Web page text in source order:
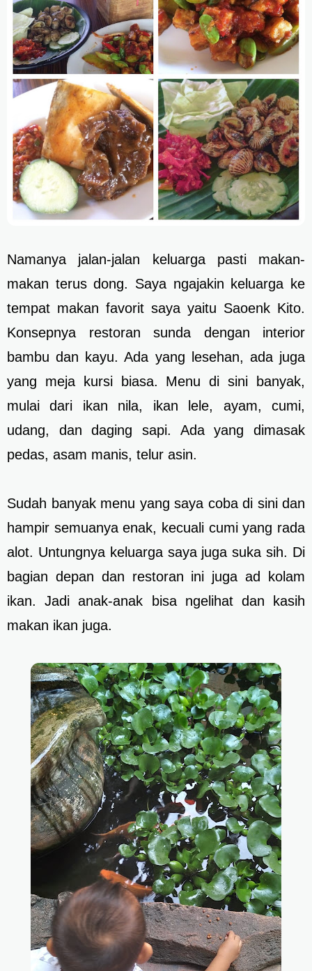
Namanya jalan-jalan keluarga pasti makan-
makan terus dong. Saya ngajakin keluarga ke
tempat makan favorit saya yaitu Saoenk Kito.
Konsepnya restoran sunda dengan interior
bambu dan kayu. Ada yang lesehan, ada juga
yang meja kursi biasa. Menu di sini banyak,
mulai dari ikan nila, ikan lele, ayam, cumi,
udang, dan daging sapi. Ada yang dimasak
pedas, asam manis, telur asin.
Sudah banyak menu yang saya coba di sini dan
hampir semuanya enak, kecuali cumi yang rada
alot. Untungnya keluarga saya juga suka sih. Di
bagian depan dan restoran ini juga ad kolam
ikan. Jadi anak-anak bisa ngelihat dan kasih
makan ikan juga.